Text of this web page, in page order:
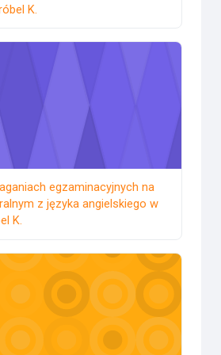
K.
egzaminacyjnych na egzaminie
egzaminacyjnych na
z języka angielskiego w
K.
– Analiza egzaminu ósmoklasisty z